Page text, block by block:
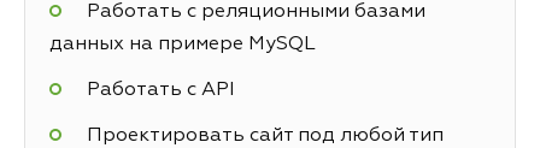
Работать с реляционными базами
данных на примере MySQL
Работать с API
Проектировать сайт под любой тип